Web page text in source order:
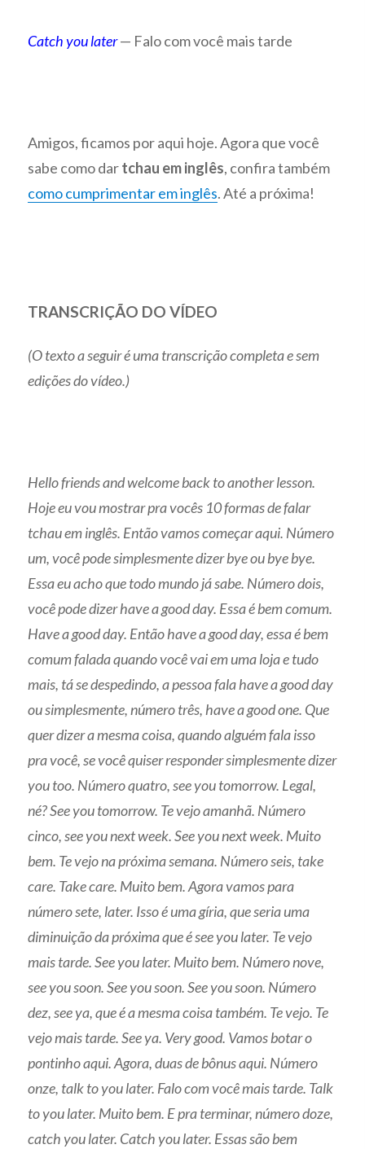
Catch you later— Falo com você mais tarde
Amigos, ficamos por aqui hoje. Agora que você
sabe como dartchau em inglês, confira também
como cumprimentar em inglês. Até a próxima!
TRANSCRIÇÃO DO VÍDEO
(O texto a seguir é uma transcrição completa e sem
edições do vídeo.)
Hello friends and welcome back to another lesson.
Hoje eu vou mostrar pra vocês 10 formas de falar
tchau em inglês. Então vamos começar aqui. Número
um, você pode simplesmente dizer bye ou bye bye.
Essa eu acho que todo mundo já sabe. Número dois,
você pode dizer have a good day. Essa é bem comum.
Have a good day. Então have a good day, essa é bem
comum falada quando você vai em uma loja e tudo
mais, tá se despedindo, a pessoa fala have a good day
ou simplesmente, número três, have a good one. Que
quer dizer a mesma coisa, quando alguém fala isso
pra você, se você quiser responder simplesmente dizer
you too. Número quatro, see you tomorrow. Legal,
né? See you tomorrow. Te vejo amanhã. Número
cinco, see you next week. See you next week. Muito
bem. Te vejo na próxima semana. Número seis, take
care. Take care. Muito bem. Agora vamos para
número sete, later. Isso é uma gíria, que seria uma
diminuição da próxima que é see you later. Te vejo
mais tarde. See you later. Muito bem. Número nove,
see you soon. See you soon. See you soon. Número
dez, see ya, que é a mesma coisa também. Te vejo. Te
vejo mais tarde. See ya. Very good. Vamos botar o
pontinho aqui. Agora, duas de bônus aqui. Número
onze, talk to you later. Falo com você mais tarde. Talk
to you later. Muito bem. E pra terminar, número doze,
catch you later. Catch you later. Essas são bem